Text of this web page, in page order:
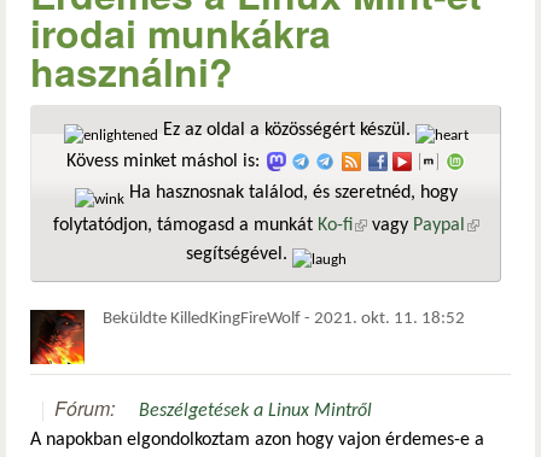
irodai munkákra
használni?
Ez az oldal a közösségért készül.
Kövess minket máshol is:
Ha hasznosnak találod, és szeretnéd, hogy
folytatódjon, támogasd a munkát Ko-fi(külső hivatkozás)
vagy Paypal
segítségével.
Beküldte KilledKingFireWolf - 2021. okt. 11. 18:52
Fórum:
Beszélgetések a Linux Mintről
A napokban elgondolkoztam azon hogy vajon érdemes-e a